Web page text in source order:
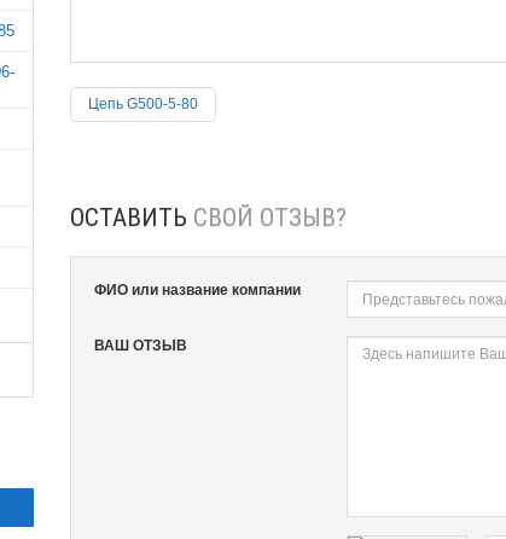
Цепь G500-5-80
ОСТАВИТЬ СВОЙ ОТЗЫВ?
ФИО или название компании
ВАШ ОТЗЫВ